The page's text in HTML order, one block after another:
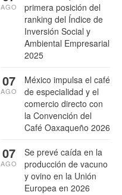
primera posición del
ranking del Índice de
Inversión Social y
Ambiental Empresarial
2025
AGO
México impulsa el café
de especialidad y el
comercio directo con
la Convención del
Café Oaxaqueño 2026
07
AGO
Se prevé caída en la
producción de vacuno
y ovino en la Unión
Europea en 2026
07
AGO